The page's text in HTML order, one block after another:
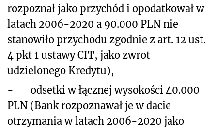
rozpoznał jako przychód i opodatkował w
latach 2006-2020 a 90.000 PLN nie
stanowiło przychodu zgodnie z art. 12 ust.
4 pkt 1 ustawy CIT, jako zwrot
udzielonego Kredytu),
-
odsetki w łącznej wysokości 40.000
PLN (Bank rozpoznawał je w dacie
otrzymania w latach 2006-2020 jako